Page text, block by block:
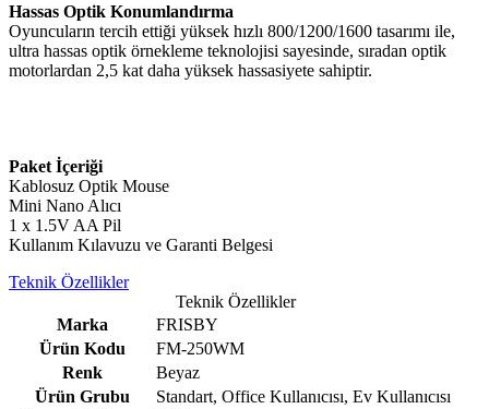
Hassas Optik Konumlandırma
Oyuncuların tercih ettiği yüksek hızlı 800/1200/1600 tasarımı ile,
ultra hassas optik örnekleme teknolojisi sayesinde, sıradan optik
motorlardan 2,5 kat daha yüksek hassasiyete sahiptir.
Paket İçeriği
Kablosuz Optik Mouse
Mini Nano Alıcı
1 x 1.5V AA Pil
Kullanım Kılavuzu ve Garanti Belgesi
Teknik Özellikler
Teknik Özellikler
Marka
FRISBY
Ürün Kodu
FM-250WM
Renk
Beyaz
Ürün Grubu
Standart, Office Kullanıcısı, Ev Kullanıcısı